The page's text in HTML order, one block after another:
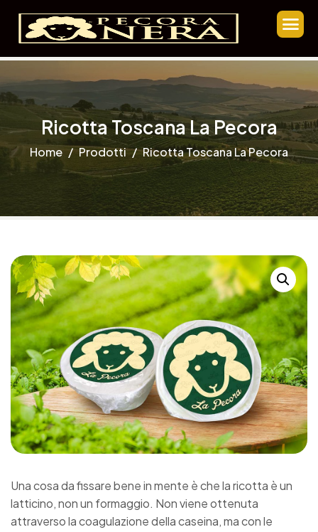
Ricotta Toscana La Pecora
Home Prodotti Ricotta Toscana La Pecora
Una cosa da fissare bene in mente è che laricotta è un
latticino, non un formaggio. Non viene ottenuta
attraverso la coagulazione della caseina, ma con le